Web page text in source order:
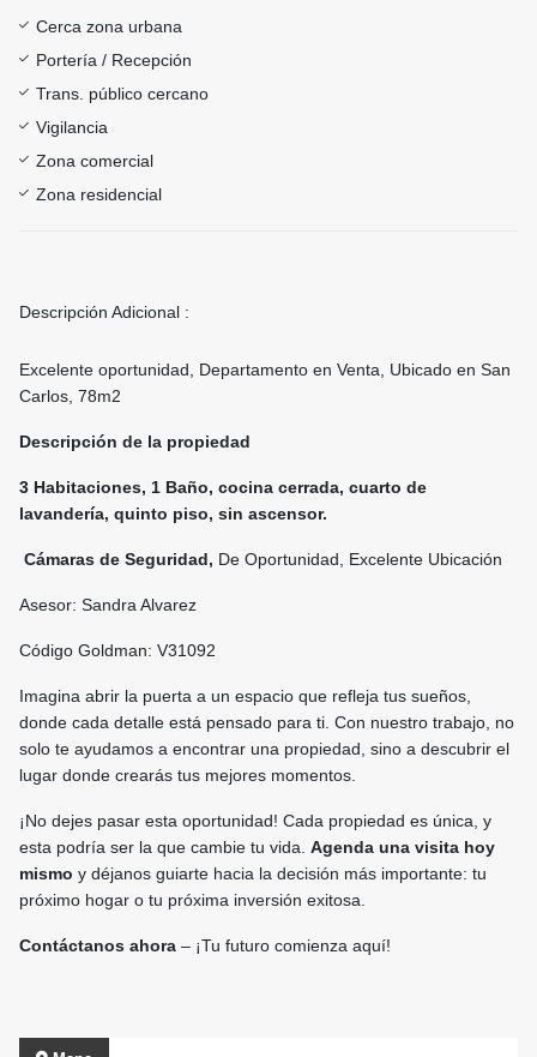
Cerca zona urbana
Portería / Recepción
Trans. público cercano
Vigilancia
Zona comercial
Zona residencial
Descripción Adicional :
Excelente oportunidad, Departamento en Venta, Ubicado en San
Carlos, 78m2
Descripción de la propiedad
3 Habitaciones, 1 Baño, cocina cerrada, cuarto de
lavandería, quinto piso, sin ascensor.
Cámaras de Seguridad, De Oportunidad, Excelente Ubicación
Asesor: Sandra Alvarez
Código Goldman: V31092
Imagina abrir la puerta a un espacio que refleja tus sueños,
donde cada detalle está pensado para ti. Con nuestro trabajo, no
solo te ayudamos a encontrar una propiedad, sino a descubrir el
lugar donde crearás tus mejores momentos.
¡No dejes pasar esta oportunidad! Cada propiedad es única, y
esta podría ser la que cambie tu vida. Agenda una visita hoy
mismo y déjanos guiarte hacia la decisión más importante: tu
próximo hogar o tu próxima inversión exitosa.
Contáctanos ahora – ¡Tu futuro comienza aquí!